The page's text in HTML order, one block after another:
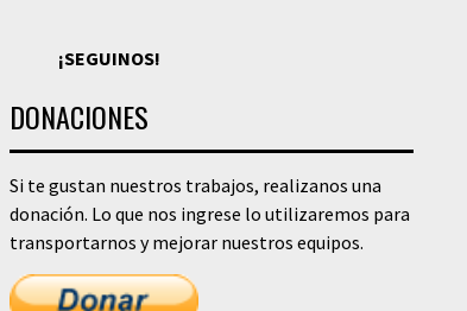
¡SEGUINOS!
DONACIONES
Si te gustan nuestros trabajos, realizanos una
donación. Lo que nos ingrese lo utilizaremos para
transportarnos y mejorar nuestros equipos.